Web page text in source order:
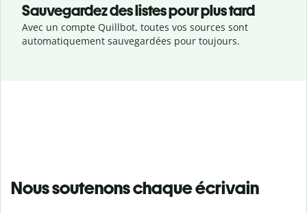
Sauvegardez des listes pour plus tard
Avec un compte Quillbot, toutes vos sources sont
automatiquement sauvegardées pour toujours.
Nous soutenons chaque écrivain